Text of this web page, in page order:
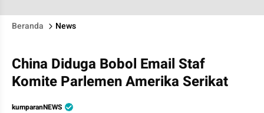
Beranda News
China Diduga Bobol Email Staf
Komite Parlemen Amerika Serikat
kumparanNEWS